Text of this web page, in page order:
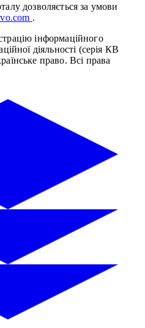
дозволяється за умови
.
інформаційного
діяльності (серія КВ
право. Всі права